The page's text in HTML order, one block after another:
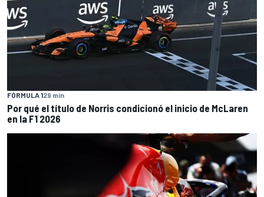
FÓRMULA 129 min
Por qué el título de Norris condicionó el inicio de McLaren
en la F1 2026